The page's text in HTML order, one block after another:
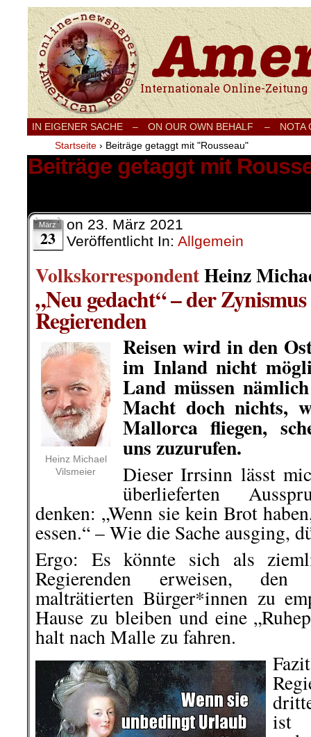
Internationale Onlinezeitung für Frieden,
IN EIGENER SACHE – ON OUR OWN BEHALF –
NOTA
Startseite › Beiträge getaggt mit "Rousseau"
Beiträge getaggt mit
März
23
on 23. März 2021
Veröffentlicht In: Allgemein
VolkskorrespondentHeinz
„Neu gedacht“ – der
Regierenden
Heinz Michael
Vilsmeier
Reisen wird in den
im Inland nicht
Land müssen
Macht doch nichts,
Mallorca fliegen,
uns zuzurufen.
Dieser Irrsinn lässt
überlieferten
denken: „Wenn sie kein Brot
essen.“ – Wie die Sache ausging,
Ergo: Es könnte sich als
Regierenden erweisen, den
malträtierten Bürger*innen zu
Hause zu bleiben und eine
halt nach Malle zu fahren.
ist